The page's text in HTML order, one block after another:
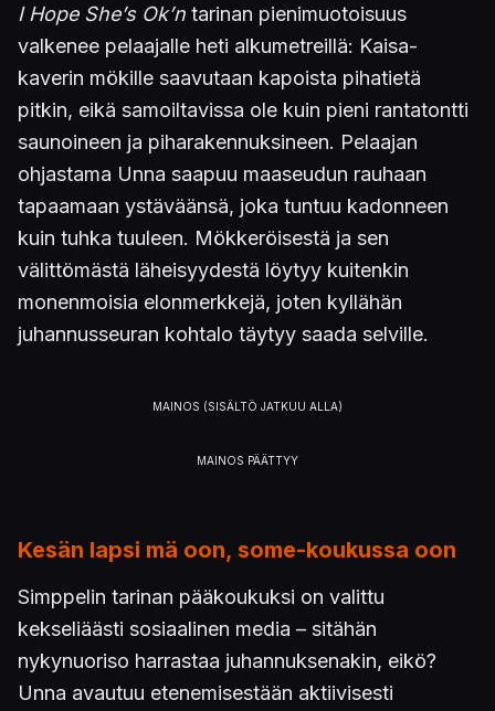
I Hope She’s Ok’n tarinan pienimuotoisuus
valkenee pelaajalle heti alkumetreillä: Kaisa-
kaverin mökille saavutaan kapoista pihatietä
pitkin, eikä samoiltavissa ole kuin pieni rantatontti
saunoineen ja piharakennuksineen. Pelaajan
ohjastama Unna saapuu maaseudun rauhaan
tapaamaan ystäväänsä, joka tuntuu kadonneen
kuin tuhka tuuleen. Mökkeröisestä ja sen
välittömästä läheisyydestä löytyy kuitenkin
monenmoisia elonmerkkejä, joten kyllähän
juhannusseuran kohtalo täytyy saada selville.
Kesän lapsi mä oon, some-koukussa oon
Simppelin tarinan pääkoukuksi on valittu
kekseliäästi sosiaalinen media – sitähän
nykynuoriso harrastaa juhannuksenakin, eikö?
Unna avautuu etenemisestään aktiivisesti